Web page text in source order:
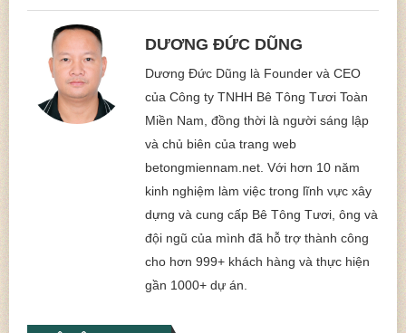
DƯƠNG ĐỨC DŨNG
Dương Đức Dũng là Founder và CEO
của Công ty TNHH Bê Tông Tươi Toàn
Miền Nam, đồng thời là người sáng lập
và chủ biên của trang web
betongmiennam.net. Với hơn 10 năm
kinh nghiệm làm việc trong lĩnh vực xây
dựng và cung cấp Bê Tông Tươi, ông và
đội ngũ của mình đã hỗ trợ thành công
cho hơn 999+ khách hàng và thực hiện
gần 1000+ dự án.